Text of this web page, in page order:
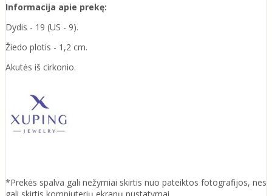
Informacija apie prekę:
Dydis - 19 (US - 9).
Žiedo plotis - 1,2 cm.
Akutės iš cirkonio.
*Prekės spalva gali nežymiai skirtis nuo pateiktos fotografijos, nes